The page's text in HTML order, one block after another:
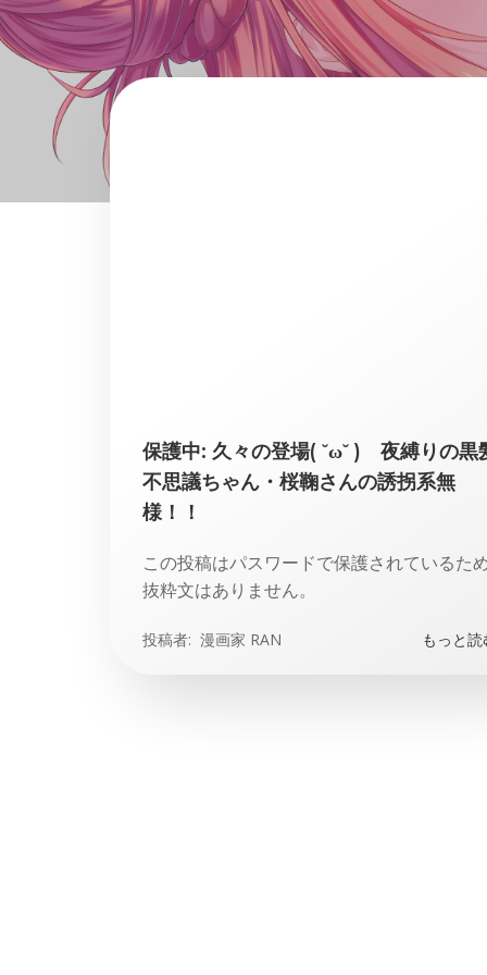
保護中: 久々の登場( ˘ω˘ ) 夜縛りの黒
不思議ちゃん・桜鞠さんの誘拐系無
様！！
この投稿はパスワードで保護されているた
抜粋文はありません。
投稿者: 漫画家 RAN もっと読